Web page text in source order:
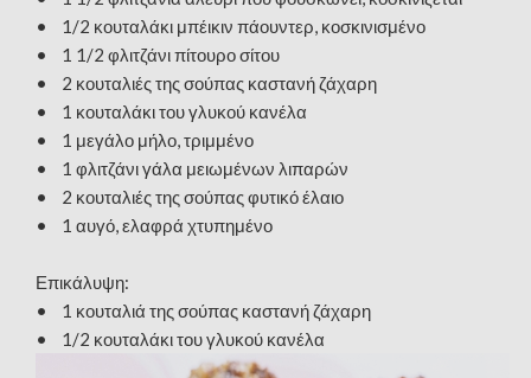
• 1/2 κουταλάκι μπέικιν πάουντερ, κοσκινισμένο
• 1 1/2 φλιτζάνι πίτουρο σίτου
• 2 κουταλιές της σούπας καστανή ζάχαρη
• 1 κουταλάκι του γλυκού κανέλα
• 1 μεγάλο μήλο, τριμμένο
• 1 φλιτζάνι γάλα μειωμένων λιπαρών
• 2 κουταλιές της σούπας φυτικό έλαιο
• 1 αυγό, ελαφρά χτυπημένο
Επικάλυψη:
• 1 κουταλιά της σούπας καστανή ζάχαρη
• 1/2 κουταλάκι του γλυκού κανέλα